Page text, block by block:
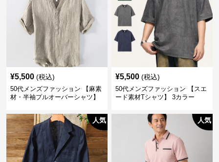
¥5,500 (税込)
50代メンズファッション 【麻素
材・半袖プルオーバーシャツ】
¥5,500 (税込)
50代メンズファッション 【スエ
ード素材Tシャツ】 3カラー
人気 人気